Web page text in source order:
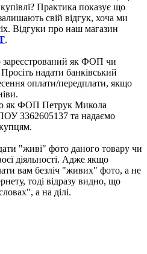
Практика показує що
свій відгук, хоча ми
Відгуки про наш магазин
.
зареєстрований як ФОП чи
надати банківський
оплати/передплати, якщо
як ФОП Петрук Микола
3362605137 та надаємо
"живі" фото даного товару чи
діяльності. Адже якщо
вам безліч "живих" фото, а не
тоді відразу видно, що
а на ділі.